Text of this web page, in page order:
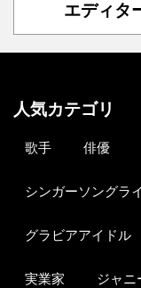
エディタ
人気カテゴリ
歌手 俳優
シンガーソングラ
グラビアアイドル
実業家 ジャニ